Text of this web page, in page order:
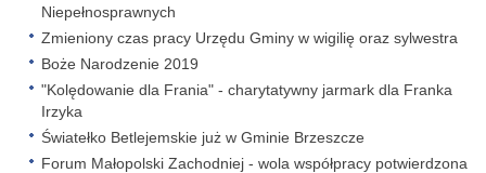
Niepełnosprawnych
Zmieniony czas pracy Urzędu Gminy w wigilię oraz sylwestra
Boże Narodzenie 2019
"Kolędowanie dla Frania" - charytatywny jarmark dla Franka
Irzyka
Światełko Betlejemskie już w Gminie Brzeszcze
Forum Małopolski Zachodniej - wola współpracy potwierdzona